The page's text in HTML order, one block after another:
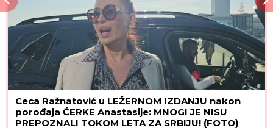
Ceca Ražnatović u LEŽERNOM IZDANJU nakon
porođaja ĆERKE Anastasije: MNOGI JE NISU
PREPOZNALI TOKOM LETA ZA SRBIJU! (FOTO)